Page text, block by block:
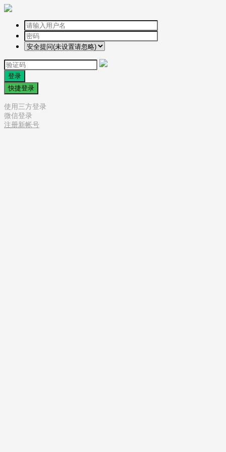
登录
快捷登录
使用三方登录
微信登录
注册新帐号